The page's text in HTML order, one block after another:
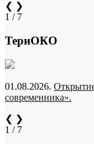
❮ ❯
1 / 7
ТериОКО
01.08.2026.
современника».
❮ ❯
1 / 7